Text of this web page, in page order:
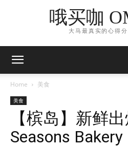
哦买咖
大马最真实的心得
Home 美食
美食
【槟岛】新鲜
Seasons Bakery